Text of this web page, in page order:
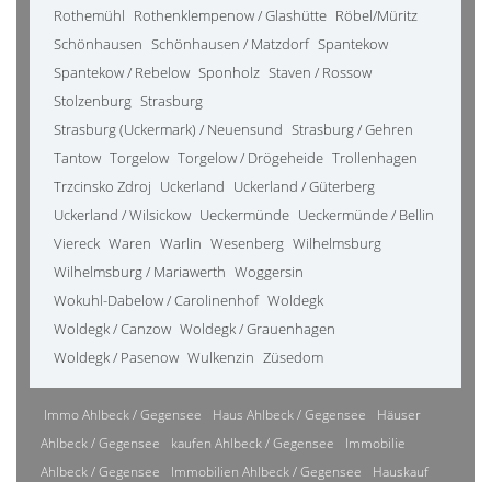
Rothemühl Rothenklempenow / Glashütte Röbel/Müritz
Schönhausen Schönhausen / Matzdorf Spantekow
Spantekow / Rebelow Sponholz Staven / Rossow
Stolzenburg Strasburg
Strasburg (Uckermark) / Neuensund Strasburg / Gehren
Tantow Torgelow Torgelow / Drögeheide Trollenhagen
Trzcinsko Zdroj Uckerland Uckerland / Güterberg
Uckerland / Wilsickow Ueckermünde Ueckermünde / Bellin
Viereck Waren Warlin Wesenberg Wilhelmsburg
Wilhelmsburg / Mariawerth Woggersin
Wokuhl-Dabelow / Carolinenhof Woldegk
Woldegk / Canzow Woldegk / Grauenhagen
Woldegk / Pasenow Wulkenzin Züsedom
Immo Ahlbeck / Gegensee Haus Ahlbeck / Gegensee
Häuser
Ahlbeck / Gegensee
kaufen Ahlbeck / Gegensee
Immobilie
Ahlbeck / Gegensee
Immobilien Ahlbeck / Gegensee
Hauskauf